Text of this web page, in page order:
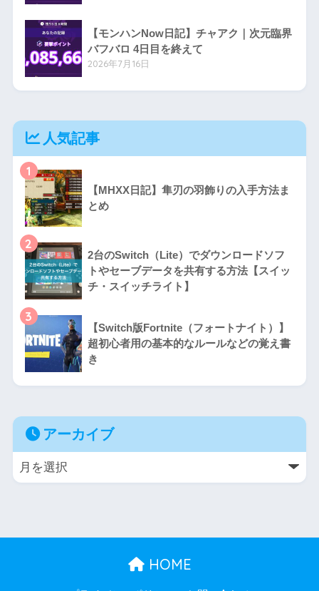
【モンハンNow日記】チャアク｜次元臨界
バフバロ 4日目を終えて
2026年7月16日
人気記事
1
【MHXX日記】隼刃の羽飾りの入手方法ま
とめ
2
2台のSwitch（Lite）でダウンロードソフ
トやセーブデータを共有する方法【スイッ
チ・スイッチライト】
3
【Switch版Fortnite（フォートナイト）】
超初心者用の基本的なルールなどの覚え書
き
アーカイブ
HOME